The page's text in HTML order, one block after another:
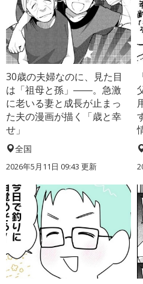
30歳の夫婦なのに、見た目
は「祖母と孫」――。急激
に老いる妻と成長が止まっ
た夫の漫画が描く「歳と幸
せ」
全国
2026年5月11日 09:43 更新